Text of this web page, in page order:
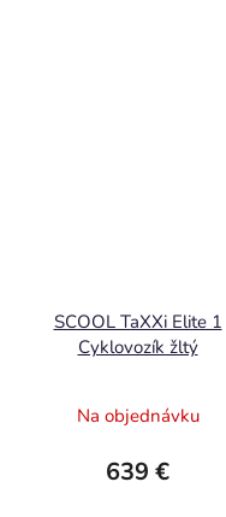
SCOOL TaXXi Elite 1
Cyklovozík žltý
Na objednávku
639 €